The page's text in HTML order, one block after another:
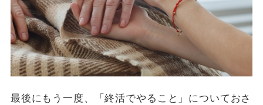
最後にもう一度、「終活でやること」についておさ